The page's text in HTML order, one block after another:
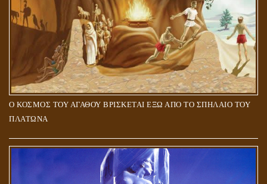
Ο ΚΟΣΜΟΣ ΤΟΥ ΑΓΑΘΟΥ ΒΡΙΣΚΕΤΑΙ ΕΞΩ ΑΠΟ ΤΟ ΣΠΗΛΑΙΟ ΤΟΥ
ΠΛΑΤΩΝΑ